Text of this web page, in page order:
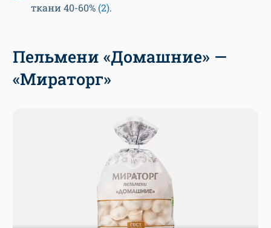
ткани 40-60% (2).
Пельмени «Домашние» —
«Мираторг»